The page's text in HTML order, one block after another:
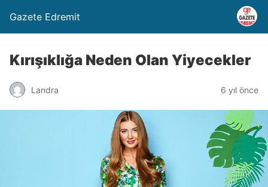
Gazete Edremit
Kırışıklığa Neden Olan Yiyecekler
Landra 6 yıl önce